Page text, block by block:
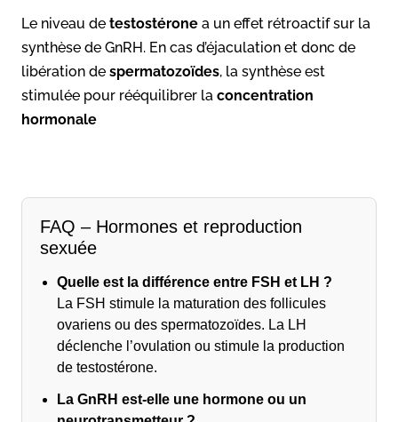
Le niveau de testostérone a un effet rétroactif sur la
synthèse de GnRH. En cas d’éjaculation et donc de
libération de spermatozoïdes, la synthèse est
stimulée pour rééquilibrer la concentration
hormonale
FAQ – Hormones et reproduction
sexuée
Quelle est la différence entre FSH et LH ?
La FSH stimule la maturation des follicules
ovariens ou des spermatozoïdes. La LH
déclenche l’ovulation ou stimule la production
de testostérone.
La GnRH est-elle une hormone ou un